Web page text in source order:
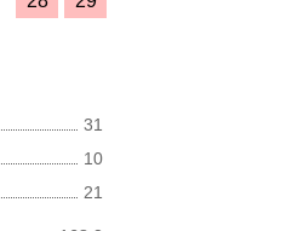
31
10
21